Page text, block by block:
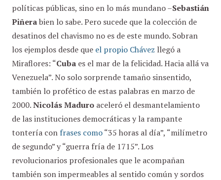
políticas públicas, sino en lo más mundano –Sebastián
Piñerabien lo sabe. Pero sucede que la colección de
desatinos del chavismo no es de este mundo. Sobran
los ejemplos desde que el propio Chávez llegó a
Miraflores: “Cuba es el mar de la felicidad. Hacia allá va
Venezuela”. No solo sorprende tamaño sinsentido,
también lo profético de estas palabras en marzo de
2000.Nicolás Maduro aceleró el desmantelamiento
de las instituciones democráticas y la rampante
tontería con frases como“35 horas al día”, “milímetro
de segundo” y “guerra fría de 1715”. Los
revolucionarios profesionales que le acompañan
también son impermeables al sentido común y sordos